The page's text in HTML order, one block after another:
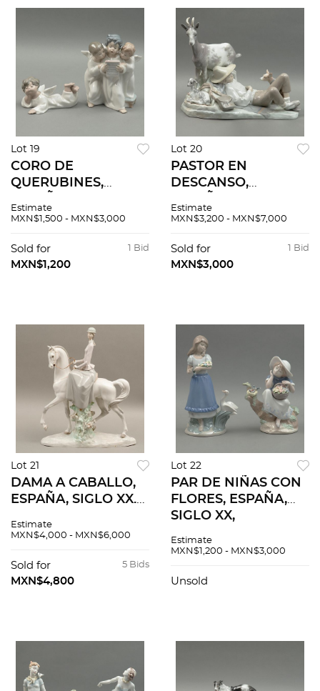
Lot 19
CORO DE
QUERUBINES,
Elaborados en
policromada.
Sellados Lladró.
Estimate
MXN$1,500 - MXN$3,000
1 Bid
Sold for
MXN$1,200
Lot 20
PASTOR EN
DESCANSO,
Elaborado en
policromada. Sellado
Lladró. Acabado
Estimate
MXN$3,200 - MXN$7,000
1 Bid
Sold for
MXN$3,000
Lot 21
DAMA A CABALLO,
ESPAÑA, SIGLO XX.
porcelana
Lladró. Acabado
brillante.
Estimate
MXN$4,000 - MXN$6,000
5 Bids
Sold for
MXN$4,800
Lot 22
PAR DE NIÑAS CON
FLORES, ESPAÑA,
SIGLO XX,
porcelana
Selladas Nadal.
Estimate
MXN$1,200 - MXN$3,000
Unsold